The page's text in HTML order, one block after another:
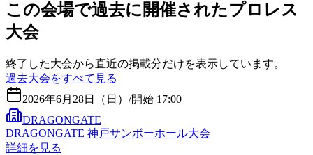
この会場で過去に開催されたプロレス
大会
終了した大会から直近の掲載分だけを表示しています。
過去大会をすべて見る
2026年6月28日（日） /開始 17:00
DRAGONGATE
DRAGONGATE 神戸サンボーホール大会
詳細を見る